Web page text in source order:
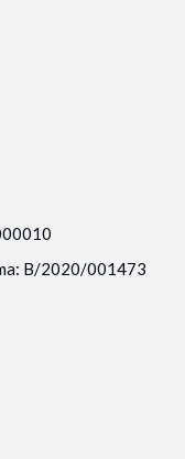
B/2020/001473